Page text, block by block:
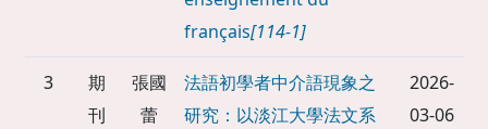
français[114-1]
3
期
刊
張國
蕾
法語初學者中介語現象之
研究：以淡江大學法文系
2026-
03-06